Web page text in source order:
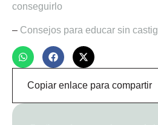
conseguirlo
– Consejos para educar sin
Copiar enlace para compartir